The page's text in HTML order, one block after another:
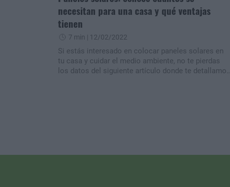
necesitan para una casa y qué ventajas
tienen
7 min | 12/02/2022
Si estás interesado en colocar paneles solares en
tu casa y cuidar el medio ambiente, no te pierdas
los datos del siguiente artículo donde te detallamos